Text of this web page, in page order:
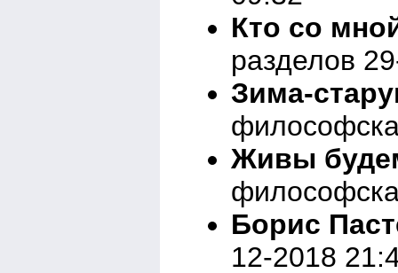
Кто со
разделов
Зима-
Живы
Борис
12-2018